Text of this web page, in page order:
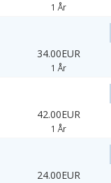
1 År
34.00EUR
1 År
42.00EUR
1 År
24.00EUR